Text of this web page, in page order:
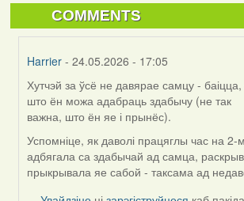
COMMENTS
Harrier - 24.05.2026 - 17:05
In
reply
to
by
Alla
V
Хутчэй за ўсё не давярае самцу - баіцца,
што ён можа адабраць здабычу (не так
важна, што ён яе і прынёс).
Успомніце, як даволі працяглы час на 2-
адбягала са здабычай ад самца,
прыкрывала яе сабой - таксама ад